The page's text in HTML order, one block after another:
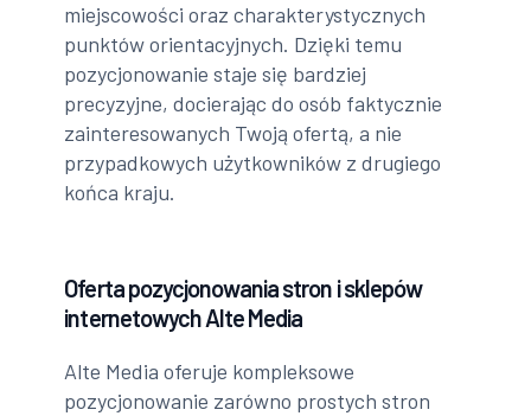
miejscowości oraz charakterystycznych
punktów orientacyjnych. Dzięki temu
pozycjonowanie staje się bardziej
precyzyjne, docierając do osób faktycznie
zainteresowanych Twoją ofertą, a nie
przypadkowych użytkowników z drugiego
końca kraju.
Oferta pozycjonowania stron i sklepów
internetowych Alte Media
Alte Media oferuje kompleksowe
pozycjonowanie zarówno prostych stron